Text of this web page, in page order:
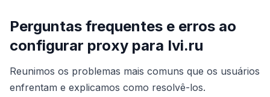
Perguntas frequentes e erros ao
configurar proxy para Ivi.ru
Reunimos os problemas mais comuns que os usuários
enfrentam e explicamos como resolvê-los.